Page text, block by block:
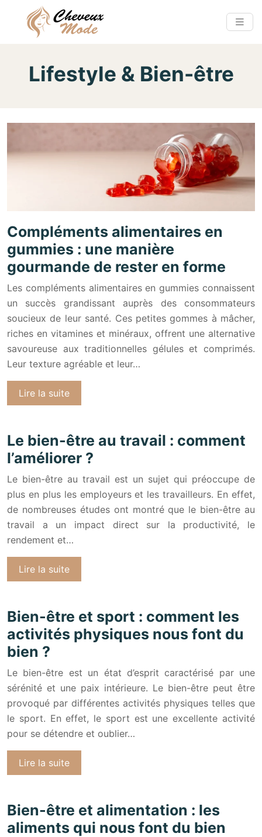
Lifestyle & Bien-être
Compléments alimentaires en
gummies : une manière
gourmande de rester en forme
Les compléments alimentaires en gummies connaissent
un succès grandissant auprès des consommateurs
soucieux de leur santé. Ces petites gommes à mâcher,
riches en vitamines et minéraux, offrent une alternative
savoureuse aux traditionnelles gélules et comprimés.
Leur texture agréable et leur…
Lire la suite
Le bien-être au travail : comment
l’améliorer ?
Le bien-être au travail est un sujet qui préoccupe de
plus en plus les employeurs et les travailleurs. En effet,
de nombreuses études ont montré que le bien-être au
travail a un impact direct sur la productivité, le
rendement et…
Lire la suite
Bien-être et sport : comment les
activités physiques nous font du
bien ?
Le bien-être est un état d’esprit caractérisé par une
sérénité et une paix intérieure. Le bien-être peut être
provoqué par différentes activités physiques telles que
le sport. En effet, le sport est une excellente activité
pour se détendre et oublier…
Lire la suite
Bien-être et alimentation : les
aliments qui nous font du bien